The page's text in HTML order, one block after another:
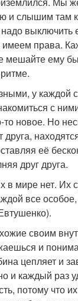
и слышим там
выключить
права.
мешайте ему
у каждой
с
то новое. Но
друга,
её
друг друга.
в мире нет. Их
все
своим
и
цепляет и
и каждый раз
потому что